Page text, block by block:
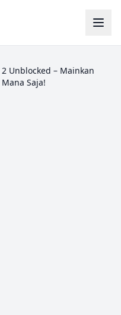
Unblocked – Mainkan
Saja!